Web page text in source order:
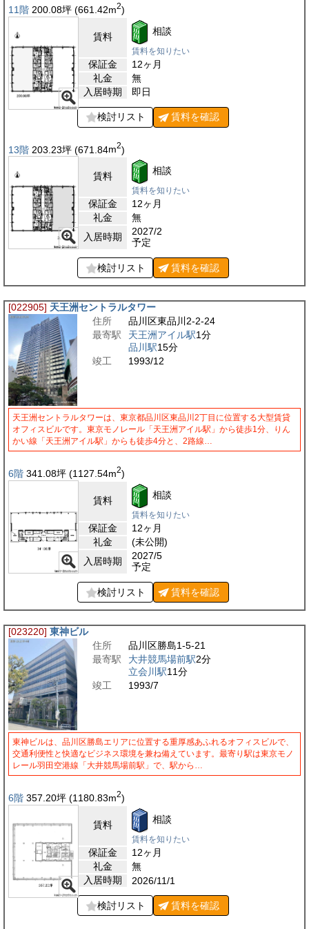
11階 200.08坪 (661.42m2)
賃料 相談
賃料を知りたい
保証金
12ヶ月
礼金
無
入居時期
即日
検討リスト 賃料を確認
13階 203.23坪 (671.84m2)
賃料 相談
賃料を知りたい
保証金
12ヶ月
礼金
無
入居時期
2027/2
予定
検討リスト 賃料を確認
[022905] 天王洲セントラルタワー
住所
品川区東品川2-2-24
最寄駅
天王洲アイル駅1分
品川駅15分
竣工
1993/12
天王洲セントラルタワーは、東京都品川区東品川2丁目に位置する大型賃貸
オフィスビルです。東京モノレール「天王洲アイル駅」から徒歩1分、りん
かい線「天王洲アイル駅」からも徒歩4分と、2路線…
6階 341.08坪 (1127.54m2)
賃料 相談
賃料を知りたい
保証金
12ヶ月
礼金
(未公開)
入居時期
2027/5
予定
検討リスト 賃料を確認
[023220] 東神ビル
住所
品川区勝島1-5-21
最寄駅
大井競馬場前駅2分
立会川駅11分
竣工
1993/7
東神ビルは、品川区勝島エリアに位置する重厚感あふれるオフィスビルで、
交通利便性と快適なビジネス環境を兼ね備えています。最寄り駅は東京モノ
レール羽田空港線「大井競馬場前駅」で、駅から…
6階 357.20坪 (1180.83m2)
賃料 相談
賃料を知りたい
保証金
12ヶ月
礼金
無
入居時期
2026/11/1
検討リスト 賃料を確認